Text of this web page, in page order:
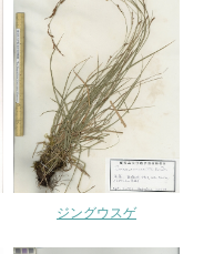
ジングウスゲ